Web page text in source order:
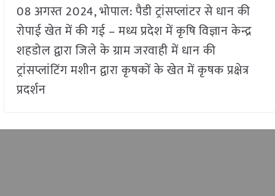
08 अगस्त 2024, भोपाल: पैडी ट्रांसप्लांटर से धान की
रोपाई खेत में की गई – मध्य प्रदेश में कृषि विज्ञान केन्द्र
शहडोल द्वारा जिले के ग्राम जरवाही में धान की
ट्रांसप्लांटिंग मशीन द्वारा कृषकों के खेत में कृषक प्रक्षेत्र
प्रदर्शन